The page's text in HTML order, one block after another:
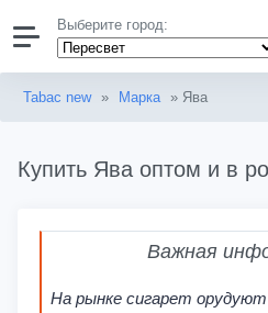
Выберите город:
Tabac new » Марка » Ява
Купить Ява оптом и в
Важная
На рынке сигарет орудуют